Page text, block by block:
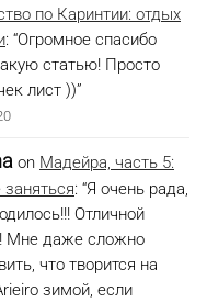
по Каринтии: отдых
: “Огромное спасибо
статью! Просто
лист ))”
on Мадейра, часть 5:
: “Я очень рада,
Отличной
Мне даже сложно
что творится на
зимой, если